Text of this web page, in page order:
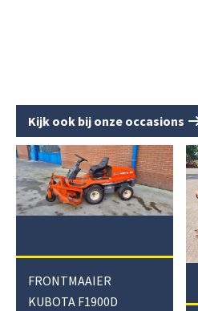
Kijk ook bij onze occasions
FRONTMAAIER
KUBOTA F1900D